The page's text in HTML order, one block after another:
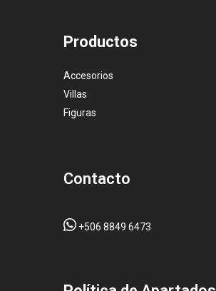
Productos
Accesorios
Villas
Figuras
Contacto
+506 8849 6473